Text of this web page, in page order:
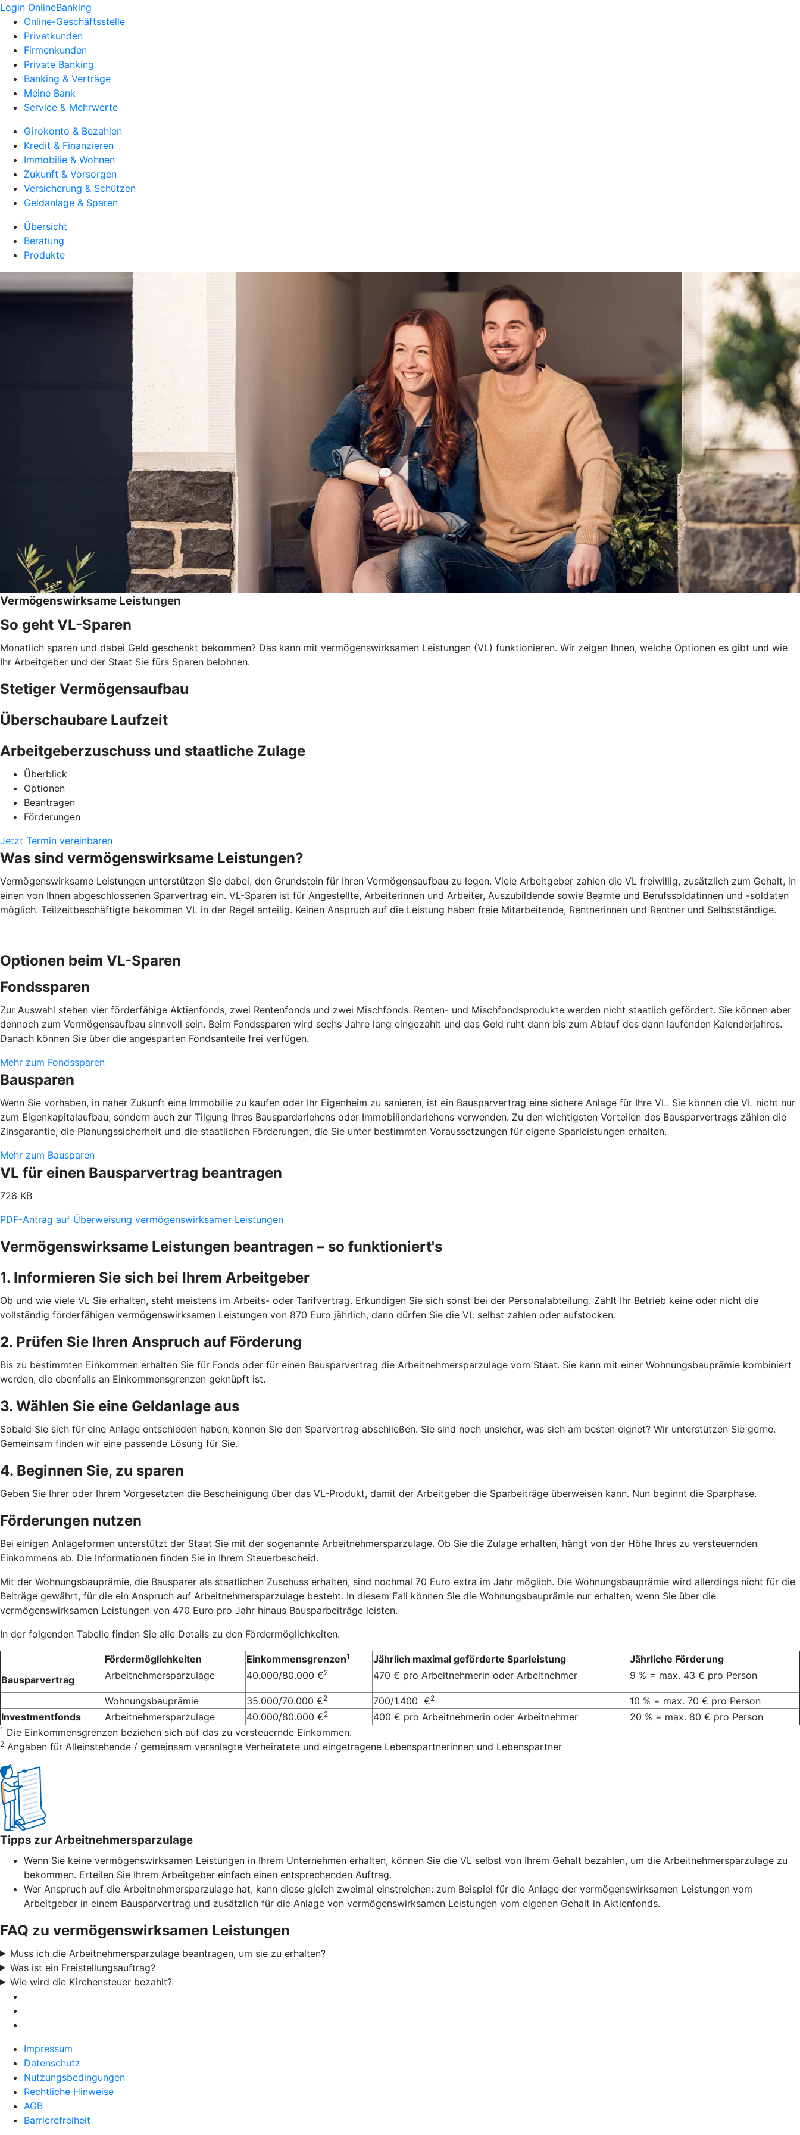
Login OnlineBanking
Online-Geschäftsstelle
Privatkunden
Firmenkunden
Private Banking
Banking & Verträge
Meine Bank
Service & Mehrwerte
Girokonto & Bezahlen
Kredit & Finanzieren
Immobilie & Wohnen
Zukunft & Vorsorgen
Versicherung & Schützen
Geldanlage & Sparen
Übersicht
Beratung
Produkte
Vermögenswirksame Leistungen
So geht VL-Sparen
Monatlich sparen und dabei Geld geschenkt bekommen? Das kann mit vermögenswirksamen Leistungen (VL) funktionieren. Wir zeigen Ihnen, welche Optionen es gibt und wie
Ihr Arbeitgeber und der Staat Sie fürs Sparen belohnen.
Stetiger Vermögensaufbau
Überschaubare Laufzeit
Arbeitgeberzuschuss und staatliche Zulage
Überblick
Optionen
Beantragen
Förderungen
Jetzt Termin vereinbaren
Was sind vermögenswirksame Leistungen?
Vermögenswirksame Leistungen unterstützen Sie dabei, den Grundstein für Ihren Vermögensaufbau zu legen. Viele Arbeitgeber zahlen die VL freiwillig, zusätzlich zum Gehalt, in
einen von Ihnen abgeschlossenen Sparvertrag ein. VL-Sparen ist für Angestellte, Arbeiterinnen und Arbeiter, Auszubildende sowie Beamte und Berufssoldatinnen und -soldaten
möglich. Teilzeitbeschäftigte bekommen VL in der Regel anteilig. Keinen Anspruch auf die Leistung haben freie Mitarbeitende, Rentnerinnen und Rentner und Selbstständige.
Optionen beim VL-Sparen
Fondssparen
Zur Auswahl stehen vier förderfähige Aktienfonds, zwei Rentenfonds und zwei Mischfonds. Renten- und Mischfondsprodukte werden nicht staatlich gefördert. Sie können aber
dennoch zum Vermögensaufbau sinnvoll sein. Beim Fondssparen wird sechs Jahre lang eingezahlt und das Geld ruht dann bis zum Ablauf des dann laufenden Kalenderjahres.
Danach können Sie über die angesparten Fondsanteile frei verfügen.
Mehr zum Fondssparen
Bausparen
Wenn Sie vorhaben, in naher Zukunft eine Immobilie zu kaufen oder Ihr Eigenheim zu sanieren, ist ein Bausparvertrag eine sichere Anlage für Ihre VL. Sie können die VL nicht nur
zum Eigenkapitalaufbau, sondern auch zur Tilgung Ihres Bauspardarlehens oder Immobiliendarlehens verwenden. Zu den wichtigsten Vorteilen des Bausparvertrags zählen die
Zinsgarantie, die Planungssicherheit und die staatlichen Förderungen, die Sie unter bestimmten Voraussetzungen für eigene Sparleistungen erhalten.
Mehr zum Bausparen
VL für einen Bausparvertrag beantragen
726 KB
PDF-Antrag auf Überweisung vermögenswirksamer Leistungen
Vermögenswirksame Leistungen beantragen – so funktioniert's
1. Informieren Sie sich bei Ihrem Arbeitgeber
Ob und wie viele VL Sie erhalten, steht meistens im Arbeits- oder Tarifvertrag. Erkundigen Sie sich sonst bei der Personalabteilung. Zahlt Ihr Betrieb keine oder nicht die
vollständig förderfähigen vermögenswirksamen Leistungen von 870 Euro jährlich, dann dürfen Sie die VL selbst zahlen oder aufstocken.
2. Prüfen Sie Ihren Anspruch auf Förderung
Bis zu bestimmten Einkommen erhalten Sie für Fonds oder für einen Bausparvertrag die Arbeitnehmersparzulage vom Staat. Sie kann mit einer Wohnungsbauprämie kombiniert
werden, die ebenfalls an Einkommensgrenzen geknüpft ist.
3. Wählen Sie eine Geldanlage aus
Sobald Sie sich für eine Anlage entschieden haben, können Sie den Sparvertrag abschließen. Sie sind noch unsicher, was sich am besten eignet? Wir unterstützen Sie gerne.
Gemeinsam finden wir eine passende Lösung für Sie.
4. Beginnen Sie, zu sparen
Geben Sie Ihrer oder Ihrem Vorgesetzten die Bescheinigung über das VL-Produkt, damit der Arbeitgeber die Sparbeiträge überweisen kann. Nun beginnt die Sparphase.
Förderungen nutzen
Bei einigen Anlageformen unterstützt der Staat Sie mit der sogenannte Arbeitnehmersparzulage. Ob Sie die Zulage erhalten, hängt von der Höhe Ihres zu versteuernden
Einkommens ab. Die Informationen finden Sie in Ihrem Steuerbescheid.
Mit der Wohnungsbauprämie, die Bausparer als staatlichen Zuschuss erhalten, sind nochmal 70 Euro extra im Jahr möglich. Die Wohnungsbauprämie wird allerdings nicht für die
Beiträge gewährt, für die ein Anspruch auf Arbeitnehmersparzulage besteht. In diesem Fall können Sie die Wohnungsbauprämie nur erhalten, wenn Sie über die
vermögenswirksamen Leistungen von 470 Euro pro Jahr hinaus Bausparbeiträge leisten.
In der folgenden Tabelle finden Sie alle Details zu den Fördermöglichkeiten.
Fördermöglichkeiten Einkommensgrenzen1 Jährlich maximal geförderte Sparleistung
Jährliche Förderung
Bausparvertrag
Arbeitnehmersparzulage 40.000/80.000 €2 470 € pro Arbeitnehmerin oder Arbeitnehmer 9 % = max. 43 € pro Person
Wohnungsbauprämie 35.000/70.000 €2 700/1.400 €2
10 % = max. 70 € pro Person
Investmentfonds
Arbeitnehmersparzulage 40.000/80.000 €2 400 € pro Arbeitnehmerin oder Arbeitnehmer 20 % = max. 80 € pro Person
1 Die Einkommensgrenzen beziehen sich auf das zu versteuernde Einkommen.
2 Angaben für Alleinstehende / gemeinsam veranlagte Verheiratete und eingetragene Lebenspartnerinnen und Lebenspartner
Tipps zur Arbeitnehmersparzulage
Wenn Sie keine vermögenswirksamen Leistungen in Ihrem Unternehmen erhalten, können Sie die VL selbst von Ihrem Gehalt bezahlen, um die Arbeitnehmersparzulage zu
bekommen. Erteilen Sie Ihrem Arbeitgeber einfach einen entsprechenden Auftrag.
Wer Anspruch auf die Arbeitnehmersparzulage hat, kann diese gleich zweimal einstreichen: zum Beispiel für die Anlage der vermögenswirksamen Leistungen vom
Arbeitgeber in einem Bausparvertrag und zusätzlich für die Anlage von vermögenswirksamen Leistungen vom eigenen Gehalt in Aktienfonds.
FAQ zu vermögenswirksamen Leistungen
Muss ich die Arbeitnehmersparzulage beantragen, um sie zu erhalten?
Was ist ein Freistellungsauftrag?
Wie wird die Kirchensteuer bezahlt?
Impressum
Datenschutz
Nutzungsbedingungen
Rechtliche Hinweise
AGB
Barrierefreiheit